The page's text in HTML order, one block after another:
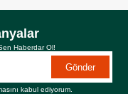
Haberdar Ol!
Gönder
kabul ediyorum.